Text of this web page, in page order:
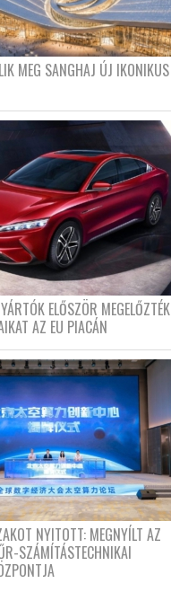
MEG SANGHAJ ÚJ IKONIKUS
ELŐSZÖR MEGELŐZTÉK
AZ EU PIACÁN
NYITOTT: MEGNYÍLT AZ
SZÁMÍTÁSTECHNIKAI